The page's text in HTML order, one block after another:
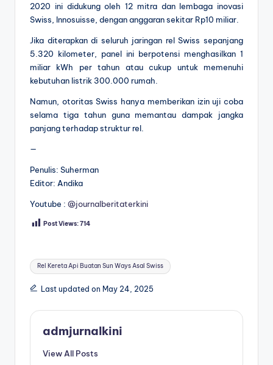
2020 ini didukung oleh 12 mitra dan lembaga inovasi
Swiss, Innosuisse, dengan anggaran sekitar Rp10 miliar.
Jika diterapkan di seluruh jaringan rel Swiss sepanjang
5.320 kilometer, panel ini berpotensi menghasilkan 1
miliar kWh per tahun atau cukup untuk memenuhi
kebutuhan listrik 300.000 rumah.
Namun, otoritas Swiss hanya memberikan izin uji coba
selama tiga tahun guna memantau dampak jangka
panjang terhadap struktur rel.
—
Penulis: Suherman
Editor: Andika
Youtube : @journalberitaterkini
Post Views:714
Tags:
Rel Kereta Api Buatan Sun Ways Asal Swiss
Last updated on May 24, 2025
admjurnalkini
View All Posts